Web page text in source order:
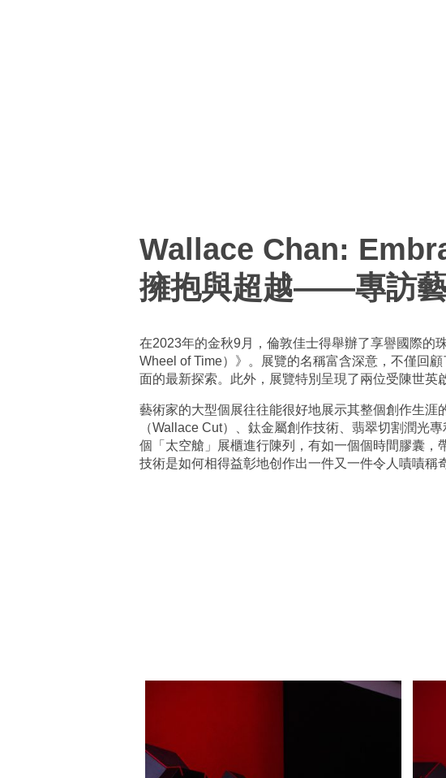
Wallace Chan:
擁抱與超越——專訪
在2023年的金秋9月，倫敦佳士得舉辦了享譽國際的
Wheel of Time）》。展覽的名稱富含深意，不僅回
面的最新探索。此外，展覽特別呈現了兩位受陳世英
藝術家的大型個展往往能很好地展示其整個創作生
（Wallace Cut）、鈦金屬創作技術、翡翠切割潤
個「太空艙」展櫃進行陳列，有如一個個時間膠囊
技術是如何相得益彰地创作出一件又一件令人嘖嘖稱